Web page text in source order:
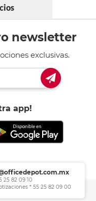
newsletter
exclusivas.
app!
25 82 09 10
* 55 25 82 09 00